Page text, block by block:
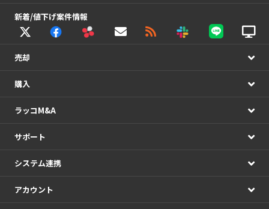
新着/値下げ案件情報
売却
購入
ラッコM&A
サポート
システム連携
アカウント